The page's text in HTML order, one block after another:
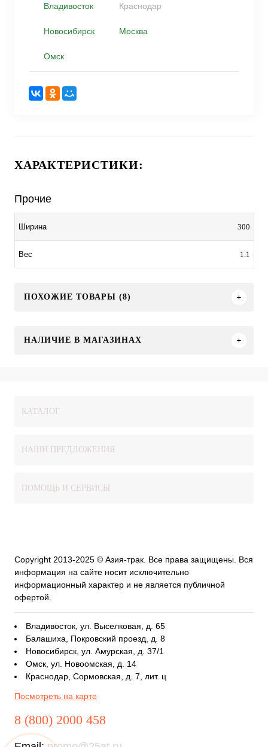
Владивосток Краснодар
Новосибирск Москва
Омск
ХАРАКТЕРИСТИКИ:
Прочие
Ширина 300
Вес 1.1
ПОХОЖИЕ ТОВАРЫ (8)
НАЛИЧИЕ В МАГАЗИНАХ
КАТАЛОГ
НАШИ ПРЕДЛОЖЕНИЯ
ПОМОЩЬ И СЕРВИСЫ
Copyright 2013-2025 © Азия-трак. Все права защищены. Вся
информация на сайте носит исключительно
информационный характер и не является публичной
офертой.
Владивосток, ул. Выселковая, д. 65
Балашиха, Покровский проезд, д. 8
Новосибирск, ул. Амурская, д. 37/1
Омск, ул. Новоомская, д. 14
Краснодар, Сормовская, д. 7, лит. ц
Посмотреть на карте
8 (800) 2000 458